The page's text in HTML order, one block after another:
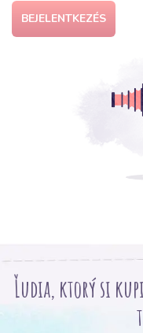
BEJELENTKEZÉS
Ľudia, ktorý si